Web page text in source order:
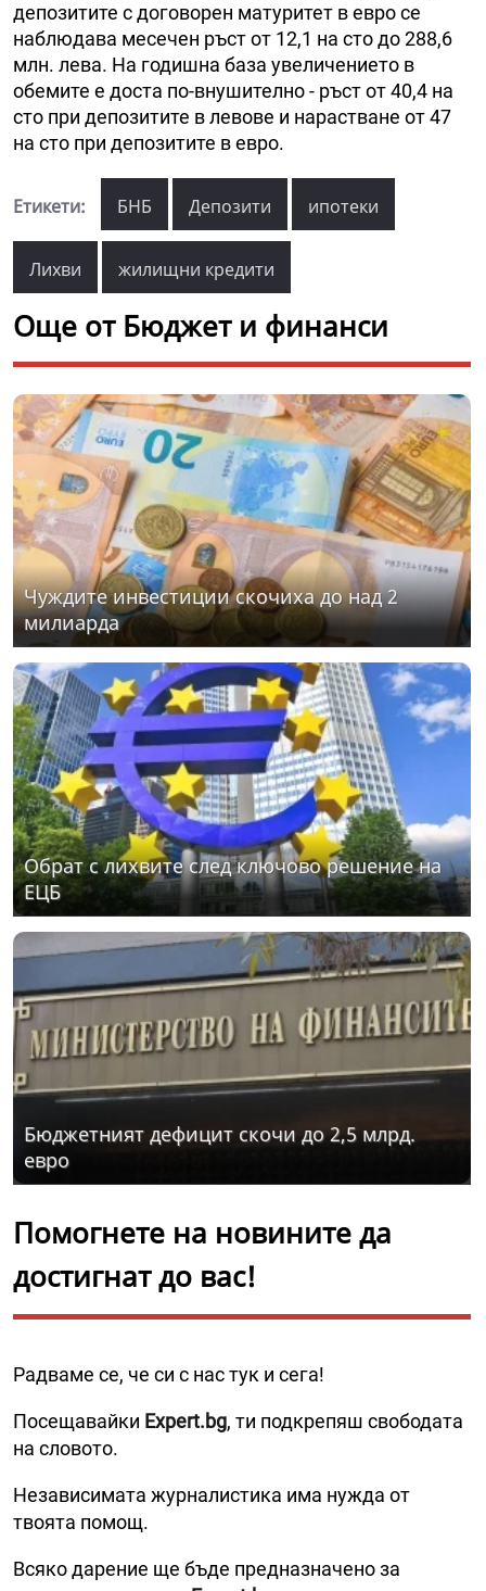
депозитите с договорен матуритет в евро се
наблюдава месечен ръст от 12,1 на сто до 288,6
млн. лева. На годишна база увеличението в
обемите е доста по-внушително - ръст от 40,4 на
сто при депозитите в левове и нарастване от 47
на сто при депозитите в евро.
Етикети: БНБ Депозити ипотеки
Лихви жилищни кредити
Още от Бюджет и финанси
Чуждите инвестиции скочиха до над 2
милиарда
Обрат с лихвите след ключово решение на
ЕЦБ
Бюджетният дефицит скочи до 2,5 млрд.
евро
Помогнете на новините да
достигнат до вас!
Радваме се, че си с нас тук и сега!
Посещавайки Expert.bg, ти подкрепяш свободата
на словото.
Независимата журналистика има нужда от
твоята помощ.
Всяко дарение ще бъде предназначено за